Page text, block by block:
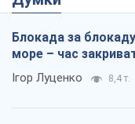
Блокада за
море – час
Ігор Луценко 8,4 т.